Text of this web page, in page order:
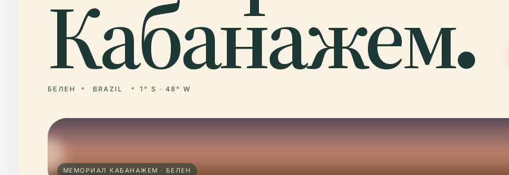
Кабанажем.
БЕЛЕН BRAZIL 1° S · 48° W
МЕМОРИАЛ КАБАНАЖЕМ · БЕЛЕН